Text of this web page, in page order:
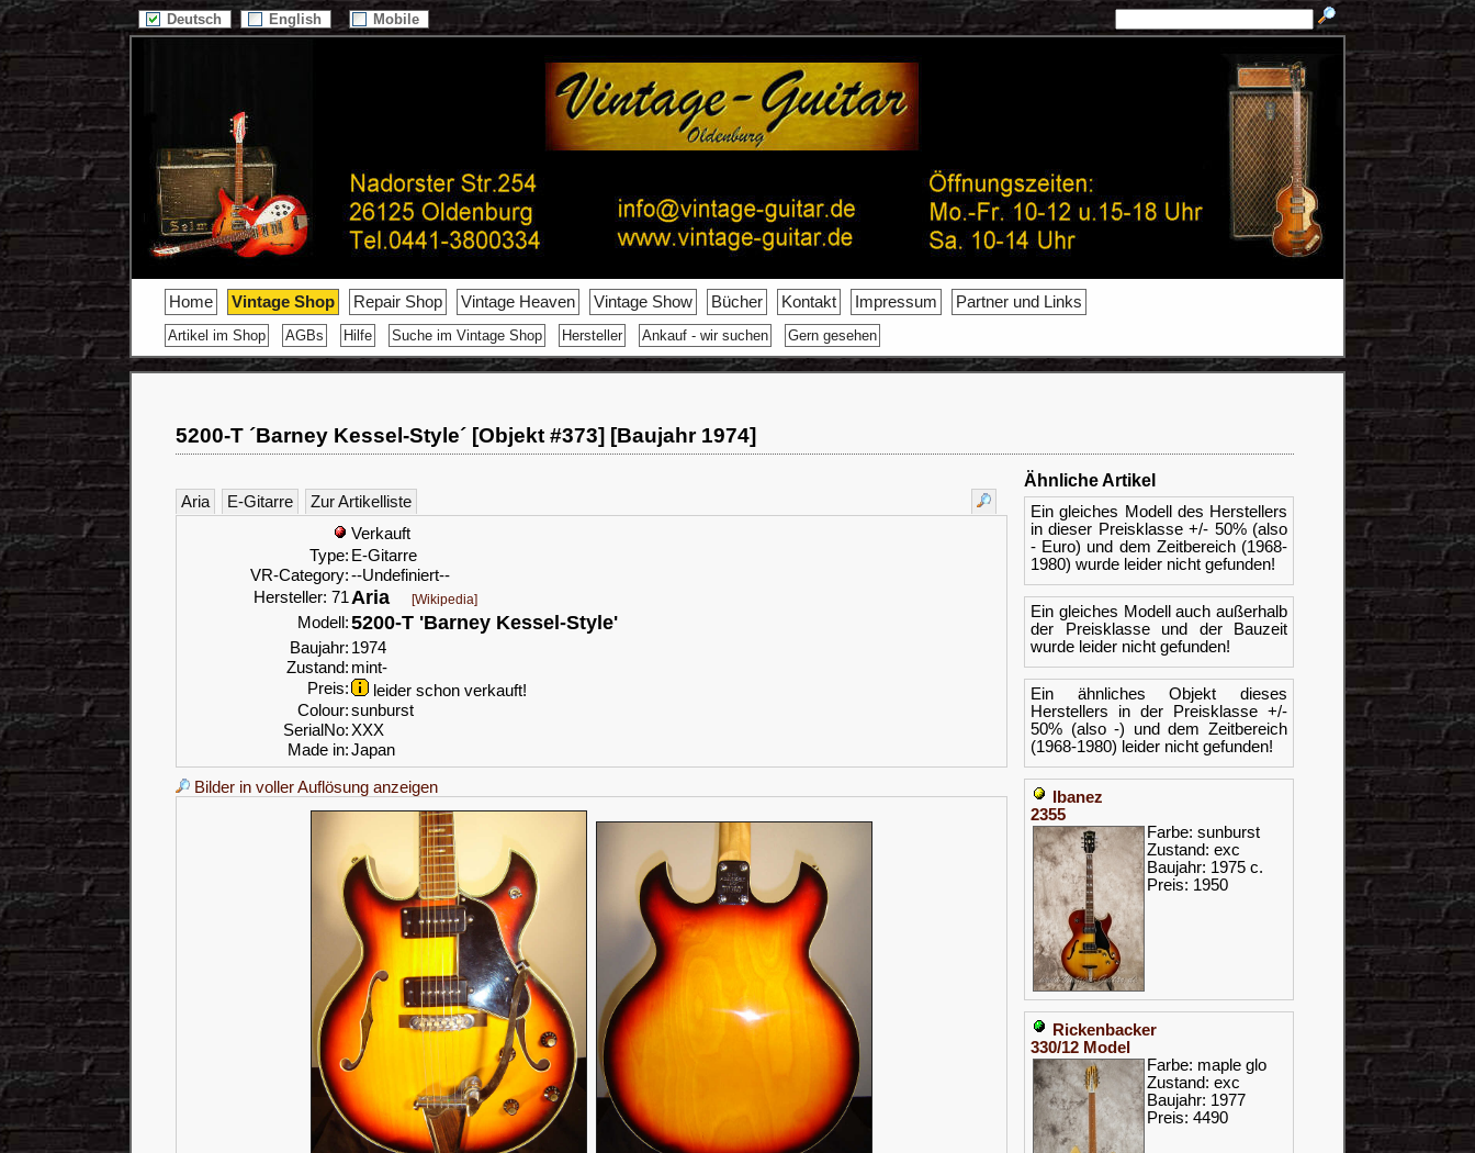
Deutsch English Mobile
Home Vintage Shop Repair Shop Vintage Heaven Vintage Show Bücher Kontakt Impressum Partner und Links
Artikel im Shop AGBs Hilfe Suche im Vintage Shop Hersteller Ankauf - wir suchen Gern gesehen
5200-T ´Barney Kessel-Style´ [Objekt #373] [Baujahr 1974]
Aria E-Gitarre
Zur Artikelliste
Verkauft
Type: E-Gitarre
VR-Category:--Undefiniert--
Hersteller: 71Aria [Wikipedia]
Modell:5200-T 'Barney Kessel-Style'
Baujahr: 1974
Zustand: mint-
Preis:
leider schon verkauft!
Colour:sunburst
SerialNo:XXX
Made in:Japan
Bilder in voller Auflösung anzeigen
Ähnliche Artikel
Ein gleiches Modell des Herstellers
in dieser Preisklasse +/- 50% (also
- Euro) und dem Zeitbereich (1968-
1980) wurde leider nicht gefunden!
Ein gleiches Modell auch außerhalb
der Preisklasse und der Bauzeit
wurde leider nicht gefunden!
Ein ähnliches Objekt dieses
Herstellers in der Preisklasse +/-
50% (also -) und dem Zeitbereich
(1968-1980) leider nicht gefunden!
Ibanez
2355
Farbe: sunburst
Zustand: exc
Baujahr: 1975 c.
Preis: 1950
Rickenbacker
330/12 Model
Farbe: maple glo
Zustand: exc
Baujahr: 1977
Preis: 4490